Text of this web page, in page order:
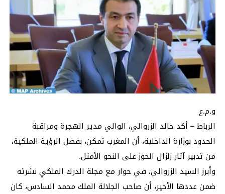
و.م.ع
الرباط – أكد خالد الزروالي، الوالي مدير الهجرة ومراقبة
الحدود بوزارة الداخلية، أن المغرب تمكن، بفضل الرؤية الملكية،
من تدبير آثار زلزال الحوز على النحو الأمثل.
وأبرز السيد الزروالي، في حوار مع مجلة الدرك الملكي نشرته
ضمن عددها الأخير، أن صاحب الجلالة الملك محمد السادس، كان